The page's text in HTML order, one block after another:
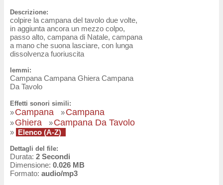
Descrizione:
colpire la campana del tavolo due volte,
in aggiunta ancora un mezzo colpo,
passo alto, campana di Natale, campana
a mano che suona lasciare, con lunga
dissolvenza fuoriuscita
lemmi:
Campana Campana Ghiera Campana
Da Tavolo
Effetti sonori simili:
»Campana »Campana
»Ghiera »Campana Da Tavolo
» Elenco (A-Z)
Dettagli del file:
Durata: 2 Secondi
Dimensione: 0.026 MB
Formato: audio/mp3